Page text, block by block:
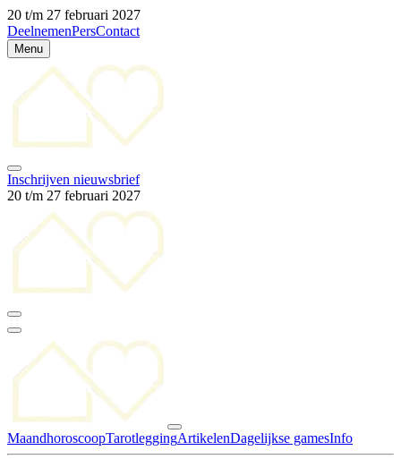
20 t/m 27 februari 2027
DeelnemenPersContact
Menu
Inschrijven nieuwsbrief
20 t/m 27 februari 2027
MaandhoroscoopTarotleggingArtikelenDagelijkse gamesInfo